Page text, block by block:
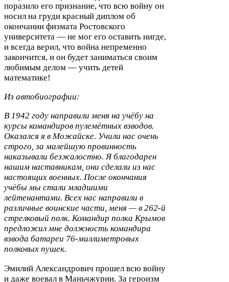
поразило его признание, что всю войну он
носил на груди красный диплом об
окончании физмата Ростовского
университета — не мог его оставить нигде,
и всегда верил, что война непременно
закончится, и он будет заниматься своим
любимым делом — учить детей
математике!
Из автобиографии:
В 1942 году направили меня на учёбу на
курсы командиров пулемётных взводов.
Оказался я в Можайске. Учили нас очень
строго, за малейшую провинность
наказывали безжалостно. Я благодарен
нашим наставникам, они сделали из нас
настоящих военных. После окончания
учёбы мы стали младшими
лейтенантами. Всех нас направили в
различные воинские части, меня — в 262-​й
стрелковый полк. Командир полка Крымов
предложил мне должность командира
взвода батареи 76-​миллиметровых
полковых пушек.
Эмилий Александрович прошел всю войну
и даже воевал в Маньчжурии. За героизм